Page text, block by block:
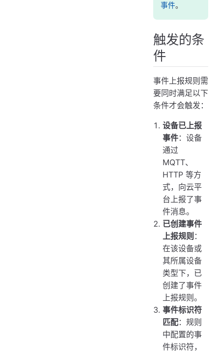
事件。
触发的条
件
事件上报规则需
要同时满足以下
条件才会触发：
设备已上报
事件：设备
通过
MQTT、
HTTP 等方
式，向云平
台上报了事
件消息。
已创建事件
上报规则 ：
在该设备或
其所属设备
类型下，已
创建了事件
上报规则。
事件标识符
匹配：规则
中配置的事
件标识符，